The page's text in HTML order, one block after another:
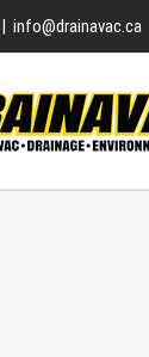
| info@drainavac.ca